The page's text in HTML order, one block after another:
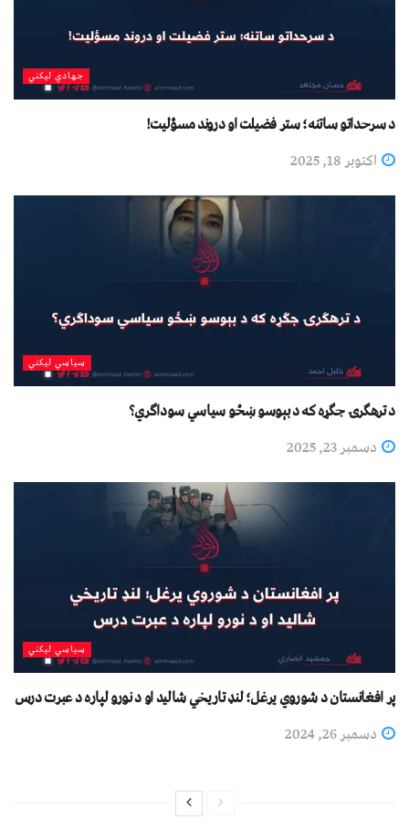
جهادي لیکني
د سرحداتو ساتنه؛ ستر فضیلت او دروند مسؤلیت!
اکتوبر 18, 2025
سیاسي لیکني
د ترهګرۍ جګړه که د بېوسو ښځو سیاسي سوداګري؟
دسمبر 23, 2025
سیاسي لیکني
پر افغانستان د شوروي یرغل؛ لنډ تاريخي شالید او د نورو لپاره د عبرت درس
دسمبر 26, 2024